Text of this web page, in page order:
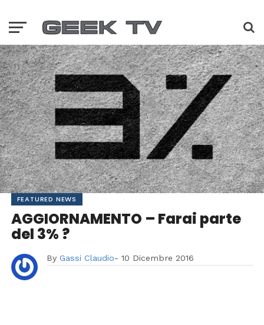
FEATURED NEWS
AGGIORNAMENTO – Farai parte
del 3% ?
By Gassi Claudio- 10 Dicembre 2016